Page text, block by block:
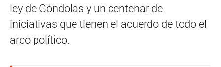
ley de Góndolas y un centenar de
iniciativas que tienen el acuerdo de todo el
arco político.